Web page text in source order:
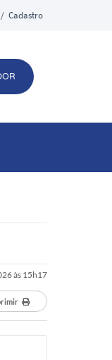
Cadastro
às 15h17